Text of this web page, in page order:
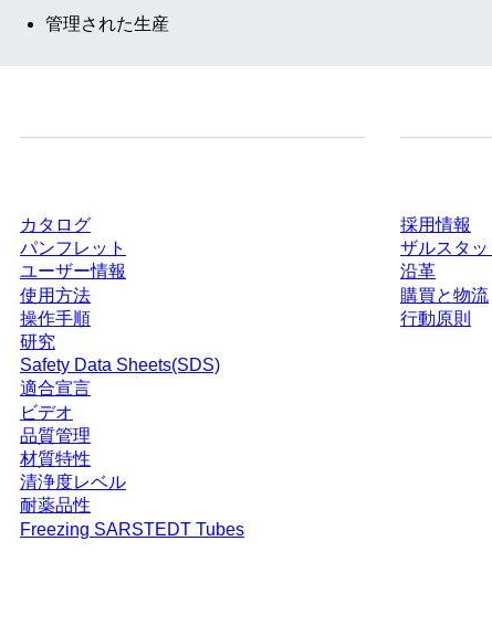
管理された生産
カタログ
パンフレット
ユーザー情報
使用方法
操作手順
研究
Safety Data Sheets(SDS)
適合宣言
ビデオ
品質管理
材質特性
清浄度レベル
耐薬品性
Freezing SARSTEDT Tubes
採用情報
ザルスタ
沿革
購買と物流
行動原則